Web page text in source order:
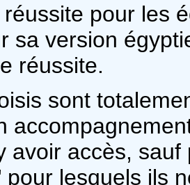
réussite pour les
sa version
réussite.
sont
avoir accès,
pour lesquels ils